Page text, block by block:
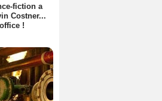
fiction a
Costner...
!